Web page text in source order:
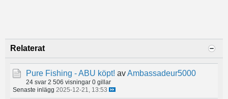
Relaterat
Pure Fishing - ABU köpt! avAmbassadeur5000
24 svar 2 506 visningar 0 gillar
Senaste inlägg 2025-12-21, 13:53